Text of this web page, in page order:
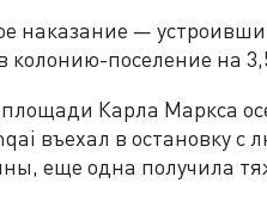
наказание —
поселение на
Карла Маркса
въехал в остановку
еще одна получила